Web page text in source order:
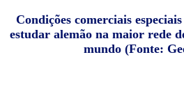
Condições comerciais
estudar alemão na maior rede
mundo (Fonte: